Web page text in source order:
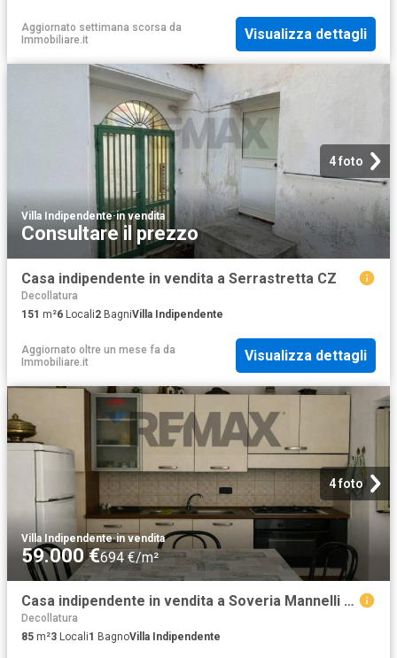
Aggiornato settimana scorsa da
Immobiliare.it
Visualizza dettagli
4 foto
Villa Indipendente·in vendita
Consultare il prezzo
Casa indipendente in vendita a Serrastretta CZ
Decollatura
151 m²6 Locali2 BagniVilla Indipendente
Aggiornato oltre un mese fa da
Immobiliare.it
Visualizza dettagli
4 foto
Villa Indipendente·in vendita
59.000 €694 €/m²
Casa indipendente in vendita a Soveria Mannelli CZ
Decollatura
85 m²3 Locali1 BagnoVilla Indipendente